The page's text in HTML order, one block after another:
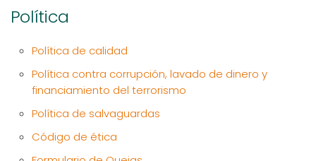
Política
Política de calidad
Política contra corrupción, lavado de dinero y
financiamiento del terrorismo
Política de salvaguardas
Código de ética